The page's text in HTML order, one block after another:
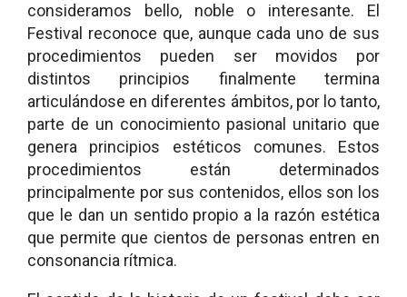
consideramos bello, noble o interesante. El
Festival reconoce que, aunque cada uno de sus
procedimientos pueden ser movidos por
distintos principios finalmente termina
articulándose en diferentes ámbitos, por lo tanto,
parte de un conocimiento pasional unitario que
genera principios estéticos comunes. Estos
procedimientos están determinados
principalmente por sus contenidos, ellos son los
que le dan un sentido propio a la razón estética
que permite que cientos de personas entren en
consonancia rítmica.